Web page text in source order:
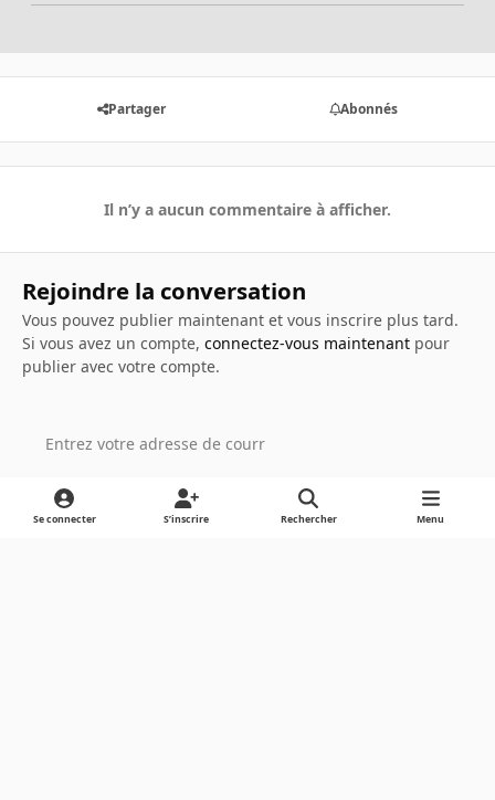
Partager Abonnés
Il n’y a aucun commentaire à afficher.
Rejoindre la conversation
Vous pouvez publier maintenant et vous inscrire plus tard.
Si vous avez un compte, connectez-vous maintenantpour
publier avec votre compte.
Ajouter un commentaire…
Se connecter S’inscrire Rechercher Menu